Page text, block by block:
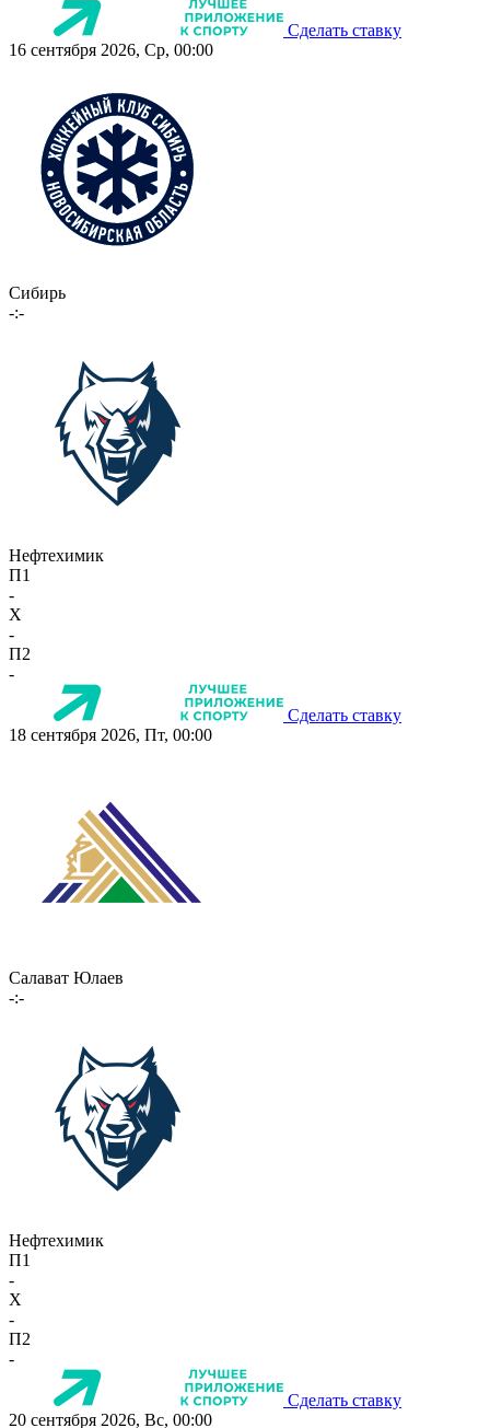
Сделать ставку
16 сентября 2026, Ср, 00:00
Сибирь
-:-
Нефтехимик
П1
-
X
-
П2
-
Сделать ставку
18 сентября 2026, Пт, 00:00
Салават Юлаев
-:-
Нефтехимик
П1
-
X
-
П2
-
Сделать ставку
20 сентября 2026, Вс, 00:00